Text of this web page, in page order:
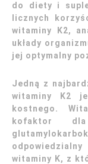
do diety i
licznych
witaminy K2,
układy
jej optymalny
Jedną z
witaminy K2
kostnego.
kofaktor
witaminy K, z